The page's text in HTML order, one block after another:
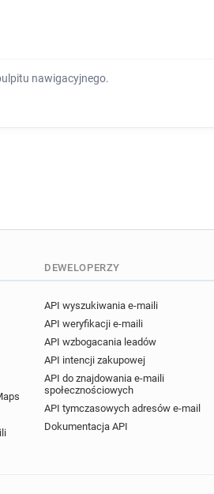
nawigacyjnego.
DEWELOPERZY
API wyszukiwania e-maili
API weryfikacji e-maili
API wzbogacania leadów
API intencji zakupowej
API do znajdowania e-maili
społecznościowych
API tymczasowych adresów e-mail
Dokumentacja API